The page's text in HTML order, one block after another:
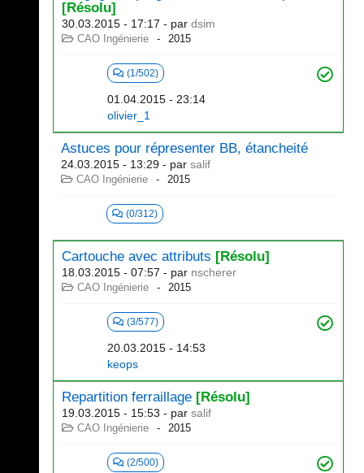
[Résolu]
30.03.2015 - 17:17 - par dsim
CAO Ingénierie 2015
(1/502)
01.04.2015 - 23:14
olivier_1
Astuces pour répresenter BB, étancheité
24.03.2015 - 13:29 - par salif
CAO Ingénierie 2015
(0/312)
Cartouche avec attributs [Résolu]
18.03.2015 - 07:57 - par nscherer
CAO Ingénierie 2015
(3/577)
20.03.2015 - 14:53
keops
Repartition ferraillage [Résolu]
19.03.2015 - 15:53 - par salif
CAO Ingénierie 2015
(2/500)